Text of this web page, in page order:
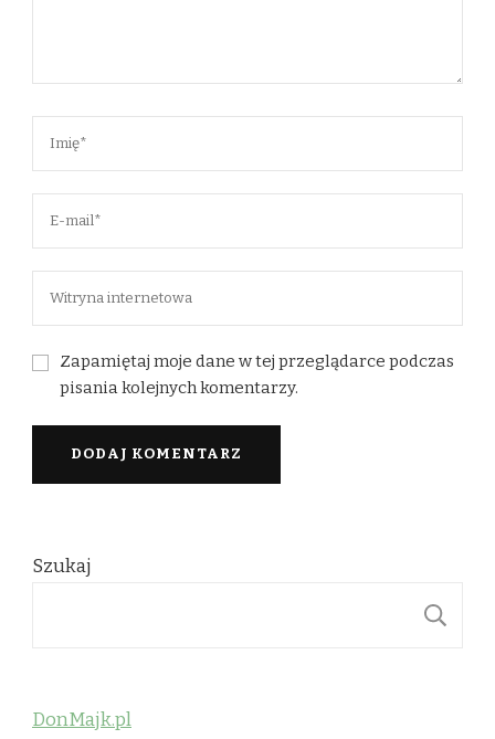
Zapamiętaj moje dane w tej przeglądarce podczas
pisania kolejnych komentarzy.
Szukaj
DonMajk.pl